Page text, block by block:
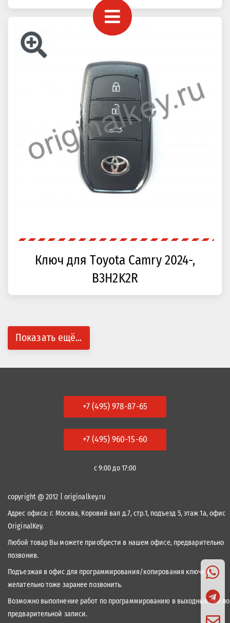
Ключ для Toyota Camry 2024-,
B3H2K2R
Показать ещё...
+7 (495) 978-87-65
+7 (495) 960-15-60
с 9:00 до 17:00
copyright @ 2012 | originalkey.ru
Адрес офиса: г. Москва, Коровий вал д.7, стр.1, подъезд 5, этаж 1а, офис
OriginalKey.
Любой товар Вы можете приобрести в нашем офисе, предварительно
позвонив.
Подъезжая в офис для программирования/копирования ключей,
желательно тоже заранее позвонить.
Возможно выполнение работ по программированию в выходные дни по
предварительной записи.